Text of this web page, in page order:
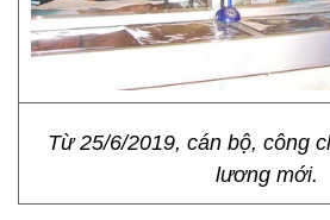
Từ 25/6/2019, cán bộ, công
lương mới.